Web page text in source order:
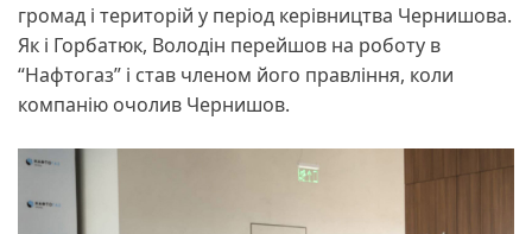
громад і територій у період керівництва Чернишова.
Як і Горбатюк, Володін перейшов на роботу в
“Нафтогаз” і став членом його правління, коли
компанію очолив Чернишов.